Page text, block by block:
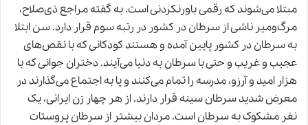
مبتلا می‌شوند که رقمی باورنکردنی است. به گفته مراجع ذی‌صلاح،
مرگ‌ومیر ناشی از سرطان در کشور در رتبه سوم قرار دارد. سن ابتلا
به سرطان در کشور پایین آمده و هستند کودکانی که با نقص‌های
عجیب و غریب و حتی با سرطان به دنیا می‌آیند. دختران جوانی که با
هزار امید و آرزو، مدرسه را تمام می‌کنند و پا به اجتماع می‌گذارند در
معرض شدید سرطان سینه قرار دارند. از هر چهار زن ایرانی، یک
نفر مشکوک به سرطان است. مردان بیشتر از سرطان پروستات